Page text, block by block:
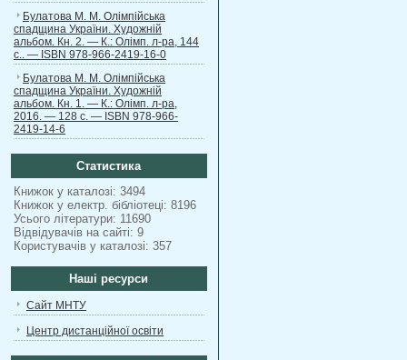
Булатова М. М. Олімпійська
спадщина України. Художній
альбом. Кн. 2. — К.: Олімп. л-ра, 144
с.. — ISBN 978-966-2419-16-0
Булатова М. М. Олімпійська
спадщина України. Художній
альбом. Кн. 1. — К.: Олімп. л-ра,
2016. — 128 с. — ISBN 978-966-
2419-14-6
Статистика
Книжок у каталозі: 3494
Книжок у електр. бібліотеці: 8196
Усього літератури: 11690
Відвідувачів на сайті: 9
Користувачів у каталозі: 357
Наші ресурси
Сайт МНТУ
Центр дистанційної освіти